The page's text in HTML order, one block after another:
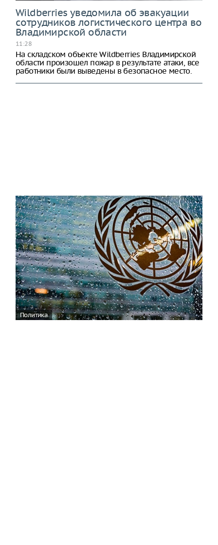
Wildberries уведомила об эвакуации
сотрудников логистического центра во
Владимирской области
11:28
На складском объекте Wildberries Владимирской
области произошел пожар в результате атаки, все
работники были выведены в безопасное место.
Политика